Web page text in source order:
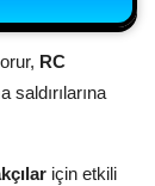
RC
saldırılarına
için etkili